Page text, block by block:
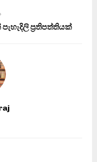
ප්‍රතිපත්තියක්